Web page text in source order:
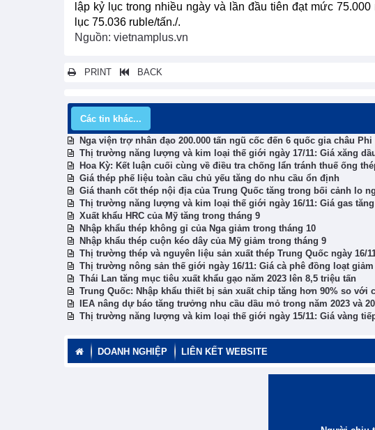
lập kỷ lục trong nhiều ngày và lần đầu tiên đạt mức
lục 75.036 ruble/tấn./.
Nguồn: vietnamplus.vn
PRINT BACK
Các tin khác...
Nga viện trợ nhân đạo 200.000 tấn ngũ cốc đến 6 quốc gia châu Phi
Thị trường năng lượng và kim loại thế giới ngày 17/11: Giá xăng
Hoa Kỳ: Kết luận cuối cùng về điều tra chống lẩn tránh thuế ống
Giá thép phế liệu toàn cầu chủ yếu tăng do nhu cầu ổn định
Giá thanh cốt thép nội địa của Trung Quốc tăng trong bối cảnh lo
Thị trường năng lượng và kim loại thế giới ngày 16/11: Giá gas
Xuất khẩu HRC của Mỹ tăng trong tháng 9
Nhập khẩu thép không gỉ của Nga giảm trong tháng 10
Nhập khẩu thép cuộn kéo dây của Mỹ giảm trong tháng 9
Thị trường thép và nguyên liệu sản xuất thép Trung Quốc ngày 16/
Thị trường nông sản thế giới ngày 16/11: Giá cà phê đồng loạt giảm
Thái Lan tăng mục tiêu xuất khẩu gạo năm 2023 lên 8,5 triệu tấn
Trung Quốc: Nhập khẩu thiết bị sản xuất chip tăng hơn 90% so với
IEA nâng dự báo tăng trưởng nhu cầu dầu mỏ trong năm 2023 và
Thị trường năng lượng và kim loại thế giới ngày 15/11: Giá vàng
DOANH NGHIỆP LIÊN KẾT WEBSITE